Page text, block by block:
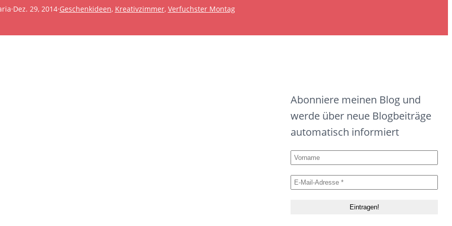
·Dez. 29, 2014·Geschenkideen, Kreativzimmer, Verfuchster Montag
Abonniere meinen Blog und
werde über neue Blogbeiträge
automatisch informiert